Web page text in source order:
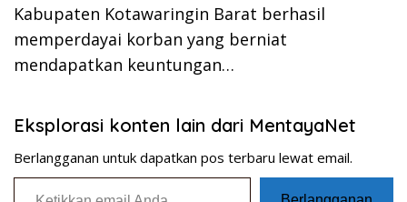
Kabupaten Kotawaringin Barat berhasil
memperdayai korban yang berniat
mendapatkan keuntungan…
Eksplorasi konten lain dari MentayaNet
Berlangganan untuk dapatkan pos terbaru lewat email.
Ketikkan email Anda...